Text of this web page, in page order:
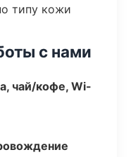
типу кожи
с нами
чай/кофе, Wi-